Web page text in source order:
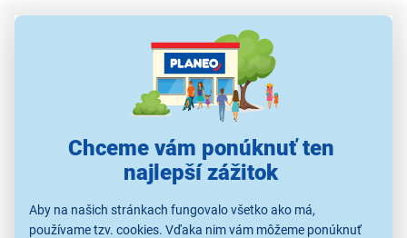
Chceme vám ponúknuť ten
najlepší zážitok
Aby na našich stránkach fungovalo všetko ako má,
používame tzv. cookies. Vďaka nim vám môžeme ponúknuť
9,27 €
Retlux RTB 101
10,29 €
Retlux RSB A369F
5,63 €